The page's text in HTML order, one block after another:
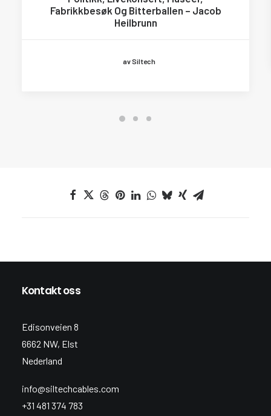
Fabrikkbesøk Og Bitterballen – Jacob
Heilbrunn
av Siltech
Kontakt oss
Edisonveien 8
6662 NW, Elst
Nederland
info@siltechcables.com
+31 481 374 783